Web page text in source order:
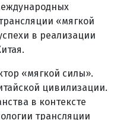
«мягкой
в реализации
«мягкой силы».
цивилизации.
в контексте
трансляции